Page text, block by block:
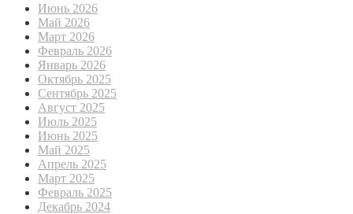
Июнь 2026
Май 2026
Март 2026
Февраль 2026
Январь 2026
Октябрь 2025
Сентябрь 2025
Август 2025
Июль 2025
Июнь 2025
Май 2025
Апрель 2025
Март 2025
Февраль 2025
Декабрь 2024